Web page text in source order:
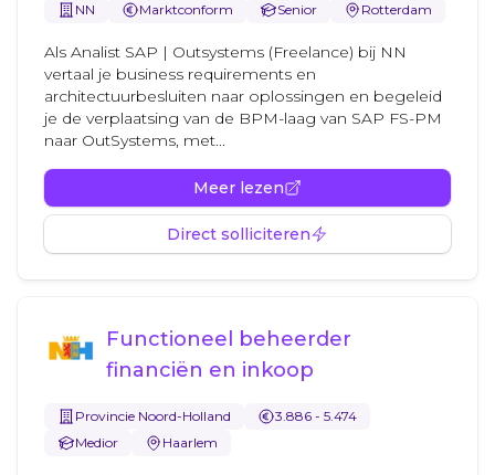
NN Marktconform Senior Rotterdam
Als Analist SAP | Outsystems (Freelance) bij NN
vertaal je business requirements en
architectuurbesluiten naar oplossingen en begeleid
je de verplaatsing van de BPM-laag van SAP FS-PM
naar OutSystems, met...
Meer lezen
Direct solliciteren
Functioneel beheerder
financiën en inkoop
Provincie Noord-Holland
3.886 - 5.474
Medior
Haarlem